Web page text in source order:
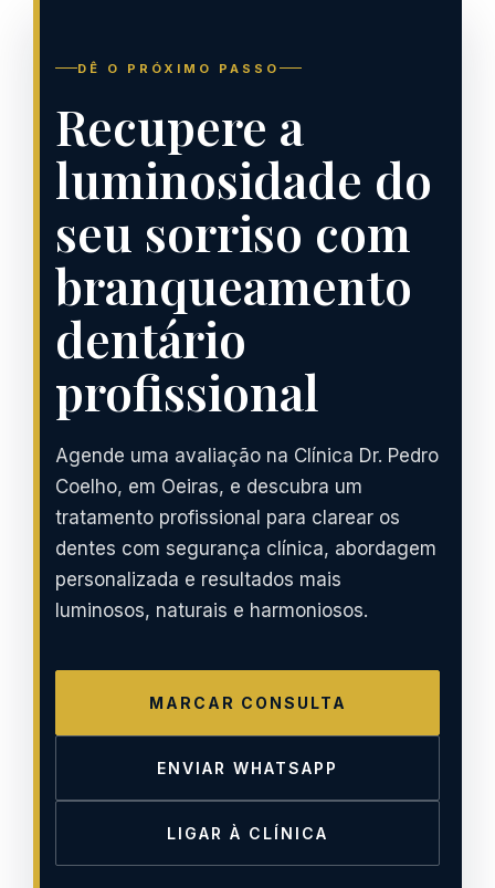
DÊ O PRÓXIMO PASSO
Recupere a
luminosidade do
seu sorriso com
branqueamento
dentário
profissional
Agende uma avaliação na Clínica Dr. Pedro
Coelho, em Oeiras, e descubra um
tratamento profissional para clarear os
dentes com segurança clínica, abordagem
personalizada e resultados mais
luminosos, naturais e harmoniosos.
MARCAR CONSULTA
ENVIAR WHATSAPP
LIGAR À CLÍNICA